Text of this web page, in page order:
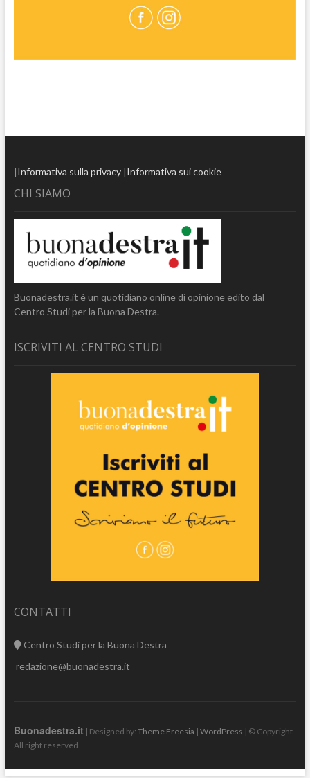
|Informativa sulla privacy|Informativa sui cookie
CHI SIAMO
Buonadestra.it è un quotidiano online di opinione edito dal
Centro Studi per la Buona Destra.
ISCRIVITI AL CENTRO STUDI
CONTATTI
Centro Studi per la Buona Destra
redazione@buonadestra.it
Buonadestra.it | Designed by: Theme Freesia | WordPress | © Copyright
All right reserved